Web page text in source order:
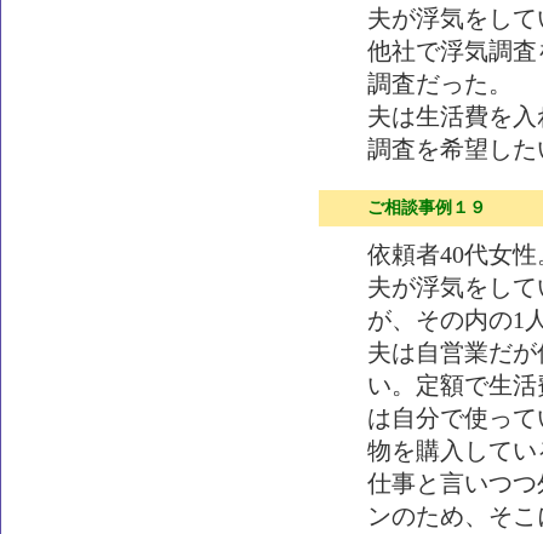
夫が浮気をし
他社で浮気調
調査だった。
夫は生活費を
調査を希望した
ご相談事例１９
依頼者40代女
夫が浮気をし
が、その内の1
夫は自営業だ
い。定額で生
は自分で使っ
物を購入してい
仕事と言いつ
ンのため、そ